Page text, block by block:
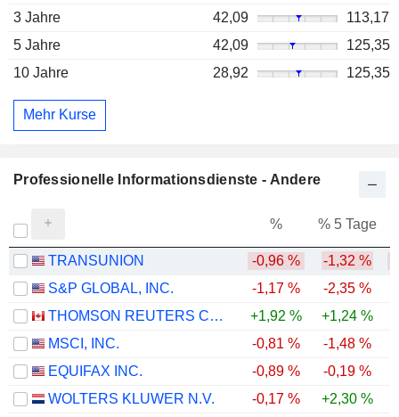
3 Jahre
42,09
113,17
5 Jahre
42,09
125,35
10 Jahre
28,92 125,35
Mehr Kurse
Professionelle Informationsdienste - Andere
% % 5 Tage
TRANSUNION -0,96 % -1,32 %
S&P GLOBAL, INC.
-1,17 % -2,35 %
THOMSON REUTERS CORPORATION
+1,92 % +1,24 %
MSCI, INC.
-0,81 % -1,48 %
EQUIFAX INC.
-0,89 % -0,19 %
WOLTERS KLUWER N.V.
-0,17 % +2,30 %